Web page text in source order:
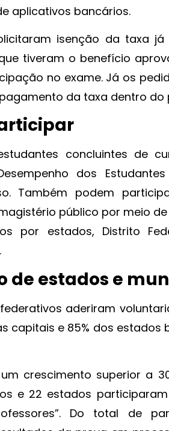
aplicativos bancários.
isenção da taxa
que tiveram o benefício
no exame. Já os
da taxa dentro do
concluintes de
dos
Também podem
público por meio
por estados, Distrito
de estados e
federativos aderiram
capitais e 85% dos estados
crescimento superior a
e 22 estados
Do total de